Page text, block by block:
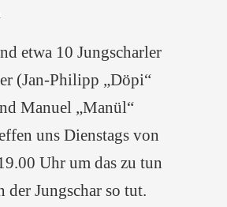
etwa 10 Jungscharler
(Jan-Philipp „Döpi“
Manuel „Manül“
uns Dienstags von
Uhr um das zu tun
der Jungschar so tut.